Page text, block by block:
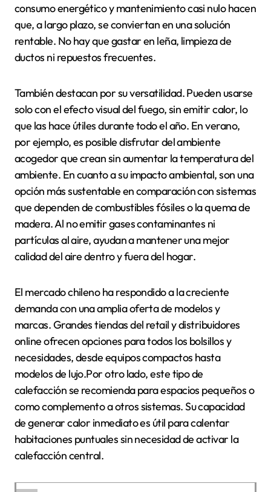
consumo energético y mantenimiento casi nulo hacen
que, a largo plazo, se conviertan en una solución
rentable. No hay que gastar en leña, limpieza de
ductos ni repuestos frecuentes.
También destacan por su versatilidad. Pueden usarse
solo con el efecto visual del fuego, sin emitir calor, lo
que las hace útiles durante todo el año. En verano,
por ejemplo, es posible disfrutar del ambiente
acogedor que crean sin aumentar la temperatura del
ambiente. En cuanto a su impacto ambiental, son una
opción más sustentable en comparación con sistemas
que dependen de combustibles fósiles o la quema de
madera. Al no emitir gases contaminantes ni
partículas al aire, ayudan a mantener una mejor
calidad del aire dentro y fuera del hogar.
El mercado chileno ha respondido a la creciente
demanda con una amplia oferta de modelos y
marcas. Grandes tiendas del retail y distribuidores
online ofrecen opciones para todos los bolsillos y
necesidades, desde equipos compactos hasta
modelos de lujo.Por otro lado, este tipo de
calefacción se recomienda para espacios pequeños o
como complemento a otros sistemas. Su capacidad
de generar calor inmediato es útil para calentar
habitaciones puntuales sin necesidad de activar la
calefacción central.